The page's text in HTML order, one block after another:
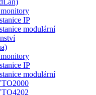
IP
modulární
IP
modulární